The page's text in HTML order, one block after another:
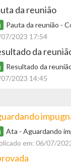
da reunião
Pauta da reunião -
2023 17:54
da
Resultado da
2023 14:45
Ata - Aguardando
em: 06/07/